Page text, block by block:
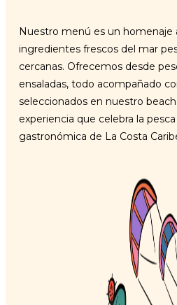
Nuestro menú es un homenaje
ingredientes frescos del mar
cercanas. Ofrecemos desde
ensaladas, todo acompañado
seleccionados en nuestro
experiencia que celebra la
gastronómica de La Costa